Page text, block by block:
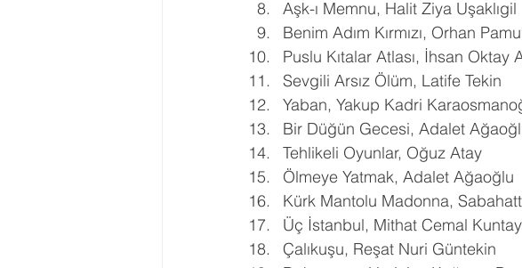
Aşk-ı Memnu, Halit Ziya Uşaklıgil
Benim Adım Kırmızı, Orhan
Puslu Kıtalar Atlası, İhsan Oktay
Sevgili Arsız Ölüm, Latife Tekin
Yaban, Yakup Kadri
Bir Düğün Gecesi, Adalet
Tehlikeli Oyunlar, Oğuz Atay
Ölmeye Yatmak, Adalet Ağaoğlu
Kürk Mantolu Madonna,
Üç İstanbul, Mithat Cemal Kuntay
Çalıkuşu, Reşat Nuri Güntekin